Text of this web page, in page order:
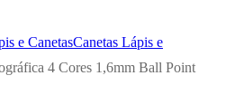
e CanetasCanetas Lápis e
4 Cores 1,6mm Ball Point